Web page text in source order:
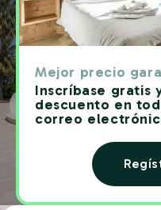
Mejor precio
Inscríbase gratis
descuento en
correo